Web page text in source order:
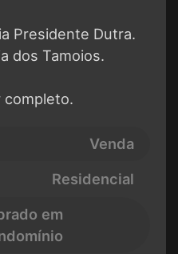
Presidente Dutra.
dos Tamoios.
completo.
Venda
Residencial
em